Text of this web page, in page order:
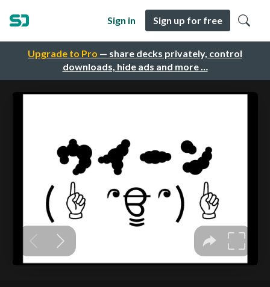
Upgrade to Pro — share decks privately, control
downloads, hide ads and more …
Sign in Sign up for free